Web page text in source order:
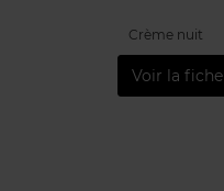
Crème nuit
Voir la fiche